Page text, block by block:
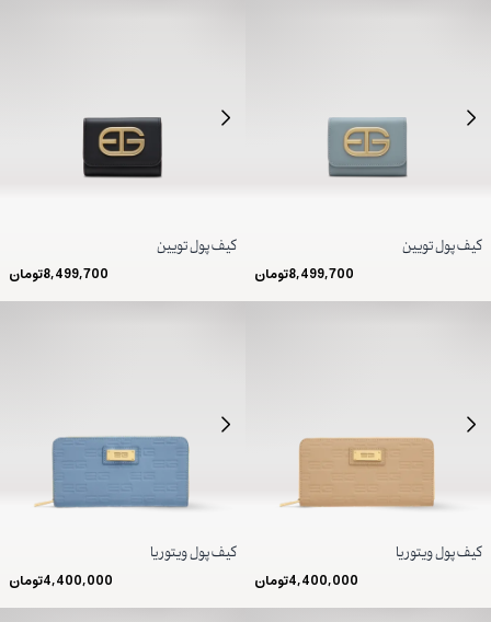
کیف پول تویین
8,499,700تومان
کیف پول تویین
8,499,700تومان
کیف پول ویتوریا
4,400,000تومان
کیف پول ویتوریا
4,400,000تومان